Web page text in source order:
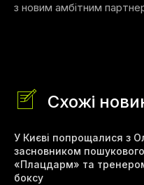
з новим амбітним
Схожі
У Києві попрощалися з
засновником
«Плацдарм» та тренером
боксу